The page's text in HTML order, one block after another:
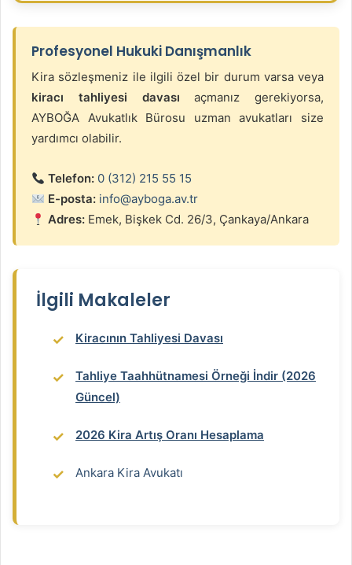
Profesyonel Hukuki Danışmanlık
Kira sözleşmeniz ile ilgili özel bir durum varsa veya
kiracı tahliyesi davası açmanız gerekiyorsa,
AYBOĞA Avukatlık Bürosu uzman avukatları size
yardımcı olabilir.
Telefon: 0 (312) 215 55 15
E-posta: info@ayboga.av.tr
Adres: Emek, Bişkek Cd. 26/3, Çankaya/Ankara
İlgili Makaleler
Kiracının Tahliyesi Davası
Tahliye Taahhütnamesi Örneği İndir (2026
Güncel)
2026 Kira Artış Oranı Hesaplama
Ankara Kira Avukatı